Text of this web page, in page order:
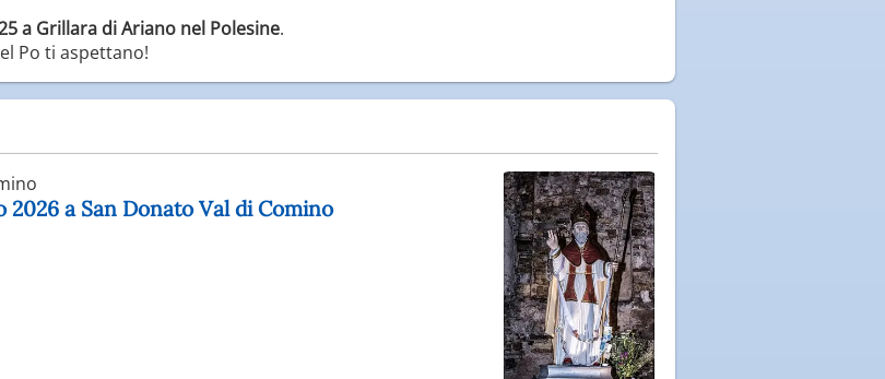
a Grillara di Ariano nel Polesine.
Po ti aspettano!
2026 a San Donato Val di Comino